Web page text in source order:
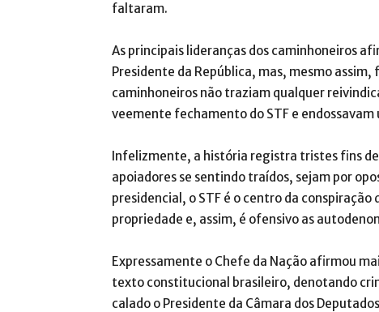
faltaram.
As principais lideranças dos caminhoneiros
Presidente da República, mas, mesmo
caminhoneiros não traziam qualquer
veemente fechamento do STF e
Infelizmente, a história registra tristes fins
apoiadores se sentindo traídos, sejam por
presidencial, o STF é o centro da
propriedade e, assim, é ofensivo as
Expressamente o Chefe da Nação afirmou
texto constitucional brasileiro, denotando
calado o Presidente da Câmara dos